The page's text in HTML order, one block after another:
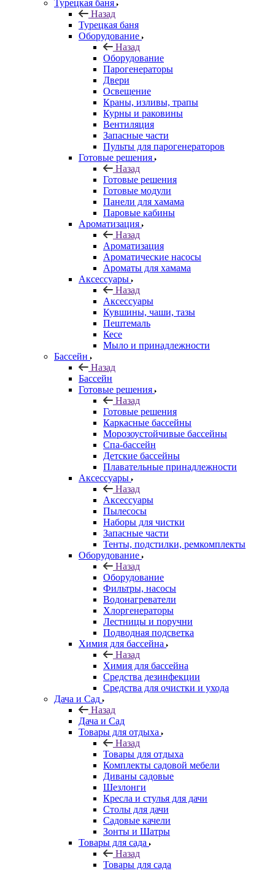
Турецкая баня
Назад
Турецкая баня
Оборудование
Назад
Оборудование
Парогенераторы
Двери
Освещение
Краны, изливы, трапы
Курны и раковины
Вентиляция
Запасные части
Пульты для парогенераторов
Готовые решения
Назад
Готовые решения
Готовые модули
Панели для хамама
Паровые кабины
Ароматизация
Назад
Ароматизация
Ароматические насосы
Ароматы для хамама
Аксессуары
Назад
Аксессуары
Кувшины, чаши, тазы
Пештемаль
Кесе
Мыло и принадлежности
Бассейн
Назад
Бассейн
Готовые решения
Назад
Готовые решения
Каркасные бассейны
Морозоустойчивые бассейны
Спа-бассейн
Детские бассейны
Плавательные принадлежности
Аксессуары
Назад
Аксессуары
Пылесосы
Наборы для чистки
Запасные части
Тенты, подстилки, ремкомплекты
Оборудование
Назад
Оборудование
Фильтры, насосы
Водонагреватели
Хлоргенераторы
Лестницы и поручни
Подводная подсветка
Химия для бассейна
Назад
Химия для бассейна
Средства дезинфекции
Средства для очистки и ухода
Дача и Сад
Назад
Дача и Сад
Товары для отдыха
Назад
Товары для отдыха
Комплекты садовой мебели
Диваны садовые
Шезлонги
Кресла и стулья для дачи
Столы для дачи
Садовые качели
Зонты и Шатры
Товары для сада
Назад
Товары для сада